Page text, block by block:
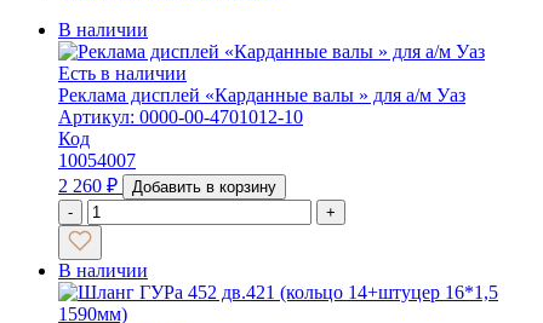
В наличии
Есть в наличии
Реклама дисплей «Карданные валы » для а/м Уаз
Артикул: 0000-00-4701012-10
Код
10054007
2 260 ₽
Добавить в корзину
-
+
В наличии